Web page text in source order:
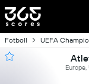
Fotboll UEFA